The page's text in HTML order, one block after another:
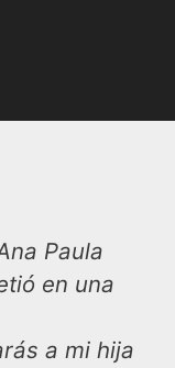
Paula
en una
a mi hija